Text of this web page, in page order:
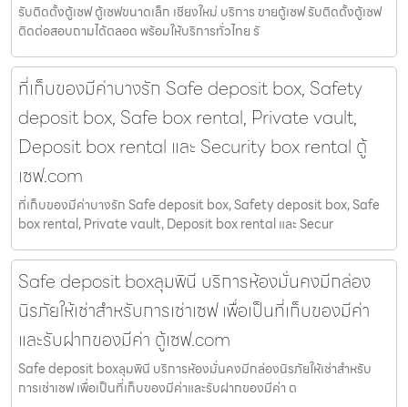
รับติดตั้งตู้เซฟ ตู้เซฟขนาดเล็ก เชียงใหม่ บริการ ขายตู้เซฟ รับติดตั้งตู้เซฟ
ติดต่อสอบถามได้ตลอด พร้อมให้บริการทั่วไทย รั
ที่เก็บของมีค่าบางรัก Safe deposit box, Safety
deposit box, Safe box rental, Private vault,
Deposit box rental และ Security box rental ตู้
เซฟ.com
ที่เก็บของมีค่าบางรัก Safe deposit box, Safety deposit box, Safe
box rental, Private vault, Deposit box rental และ Secur
Safe deposit boxลุมพินี บริการห้องมั่นคงมีกล่อง
นิรภัยให้เช่าสำหรับการเช่าเซฟ เพื่อเป็นที่เก็บของมีค่า
และรับฝากของมีค่า ตู้เซฟ.com
Safe deposit boxลุมพินี บริการห้องมั่นคงมีกล่องนิรภัยให้เช่าสำหรับ
การเช่าเซฟ เพื่อเป็นที่เก็บของมีค่าและรับฝากของมีค่า ต